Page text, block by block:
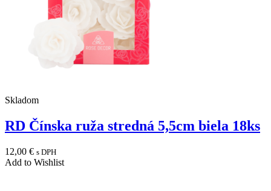
Skladom
RD Čínska ruža stredná 5,5cm biela 18ks
12,00 € s DPH
Add to Wishlist